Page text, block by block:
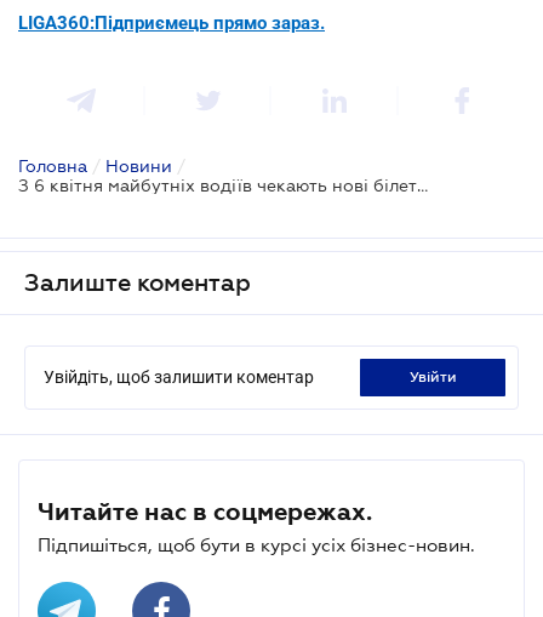
LIGA360:Підприємець прямо зараз.
Головна / Новини /
З 6 квітня майбутніх водіїв чекають нові білети з ПДР
Залиште коментар
Увійдіть, щоб залишити коментар увійти
Читайте нас в соцмережах.
Підпишіться, щоб бути в курсі усіх бізнес-новин.